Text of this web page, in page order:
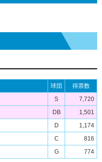
球団
得票数
S
7,720
DB
1,501
D
1,174
C
816
G 774